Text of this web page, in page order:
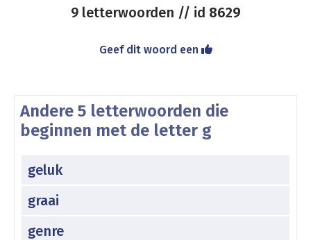
9 letterwoorden // id 8629
Geef dit woord een
Andere 5 letterwoorden die
beginnen met de letter g
geluk
graai
genre